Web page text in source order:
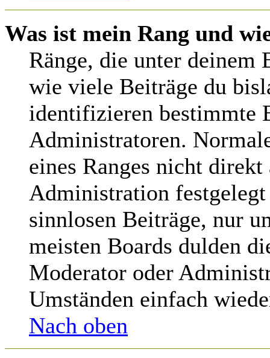
Was ist mein Rang und
Ränge, die unter deinem
wie viele Beiträge du
identifizieren bestimmte
Administratoren.
eines Ranges nicht
Administration
sinnlosen Beiträge, nur
meisten Boards dulden
Moderator oder
Umständen einfach
Nach oben